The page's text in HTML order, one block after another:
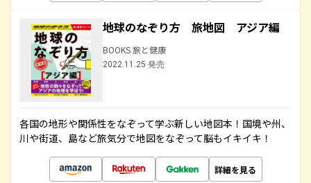
地球のなぞり方 旅地図 アジア編
BOOKS 旅と健康
2022.11.25 発売
各国の地形や関係性をなぞって学ぶ新しい地図本！国境や州、
川や街道、島など旅気分で地図をなぞって脳もイキイキ！
詳細を見る